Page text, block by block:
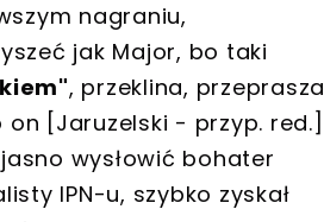
nagraniu,
jak Major, bo taki
, przeklina, przeprasza
[Jaruzelski - przyp. red.]
wysłowić bohater
IPN-u, szybko zyskał